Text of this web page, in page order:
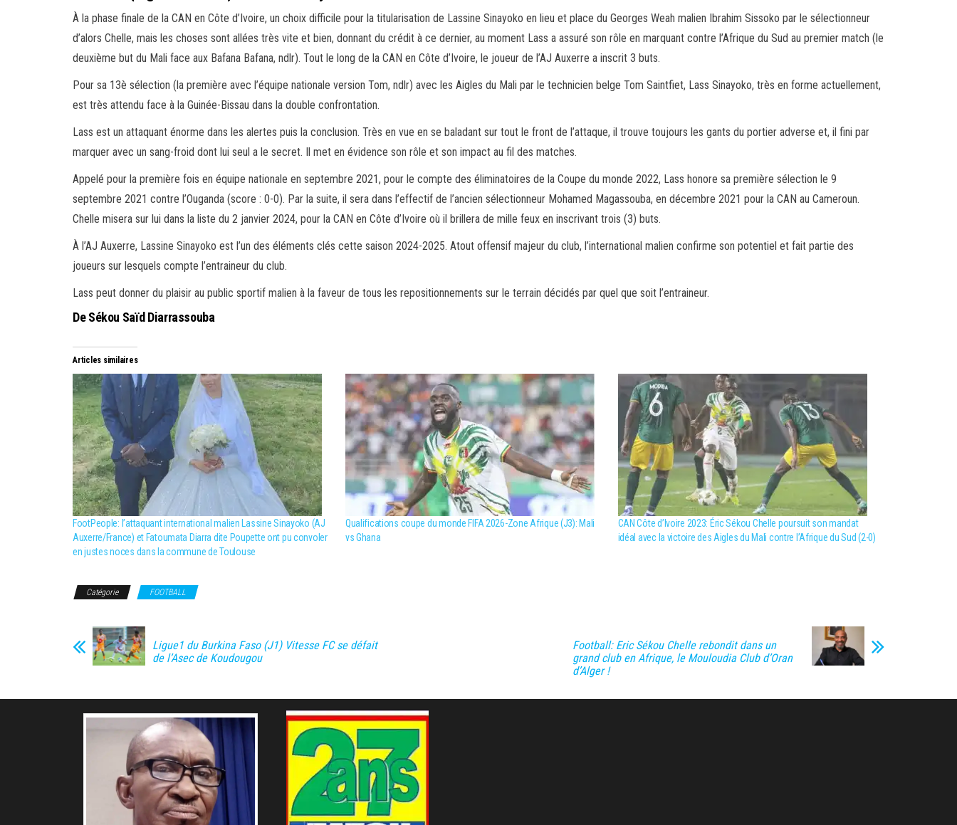
À la phase finale de la CAN en Côte d’Ivoire, un choix difficile pour la titularisation de Lassine Sinayoko en lieu et place du Georges Weah malien Ibrahim Sissoko par le sélectionneur
d’alors Chelle, mais les choses sont allées très vite et bien, donnant du crédit à ce dernier, au moment Lass a assuré son rôle en marquant contre l’Afrique du Sud au premier match (le
deuxième but du Mali face aux Bafana Bafana, ndlr). Tout le long de la CAN en Côte d’Ivoire, le joueur de l’AJ Auxerre a inscrit 3 buts.
Pour sa 13è sélection (la première avec l’équipe nationale version Tom, ndlr) avec les Aigles du Mali par le technicien belge Tom Saintfiet, Lass Sinayoko, très en forme actuellement,
est très attendu face à la Guinée-Bissau dans la double confrontation.
Lass est un attaquant énorme dans les alertes puis la conclusion. Très en vue en se baladant sur tout le front de l’attaque, il trouve toujours les gants du portier adverse et, il fini par
marquer avec un sang-froid dont lui seul a le secret. Il met en évidence son rôle et son impact au fil des matches.
Appelé pour la première fois en équipe nationale en septembre 2021, pour le compte des éliminatoires de la Coupe du monde 2022, Lass honore sa première sélection le 9
septembre 2021 contre l’Ouganda (score : 0-0). Par la suite, il sera dans l’effectif de l’ancien sélectionneur Mohamed Magassouba, en décembre 2021 pour la CAN au Cameroun.
Chelle misera sur lui dans la liste du 2 janvier 2024, pour la CAN en Côte d’Ivoire où il brillera de mille feux en inscrivant trois (3) buts.
À l’AJ Auxerre, Lassine Sinayoko est l’un des éléments clés cette saison 2024-2025. Atout offensif majeur du club, l’international malien confirme son potentiel et fait partie des
joueurs sur lesquels compte l’entraineur du club.
Lass peut donner du plaisir au public sportif malien à la faveur de tous les repositionnements sur le terrain décidés par quel que soit l’entraineur.
De Sékou Saïd Diarrassouba
Articles similaires
FootPeople: l’attaquant international malien Lassine Sinayoko (AJ
Auxerre/France) et Fatoumata Diarra dite Poupette ont pu convoler
en justes noces dans la commune de Toulouse
Qualifications coupe du monde FIFA 2026-Zone Afrique (J3): Mali
vs Ghana
CAN Côte d’Ivoire 2023: Éric Sékou Chelle poursuit son mandat
idéal avec la victoire des Aigles du Mali contre l’Afrique du Sud (2-0)
Catégorie FOOTBALL
Ligue1 du Burkina Faso (J1) Vitesse FC se défait
de l’Asec de Koudougou
Football: Eric Sékou Chelle rebondit dans un
grand club en Afrique, le Mouloudia Club d’Oran
d’Alger !